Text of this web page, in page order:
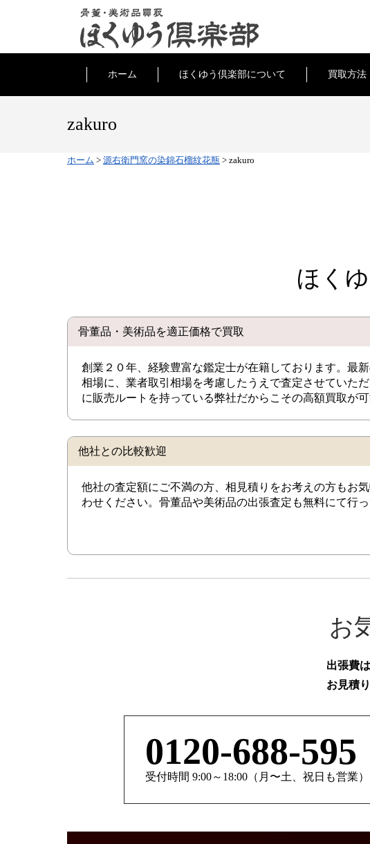
ホーム ほくゆう倶楽部について 買取方法
zakuro
ホーム > 源右衛門窯の染錦石榴紋花瓶 > zakuro
ほく
骨董品・美術品を適正価格で買取
創業２０年、経験豊富な鑑定士が在籍しております。最
相場に、業者取引相場を考慮したうえで査定させていた
に販売ルートを持っている弊社だからこその高額買取が可
他社との比較歓迎
他社の査定額にご不満の方、相見積りをお考えの方もお
わせください。骨董品や美術品の出張査定も無料にて行っ
お
出張費
お見積
0120-688-595
受付時間 9:00～18:00（月〜土、祝日も営業）